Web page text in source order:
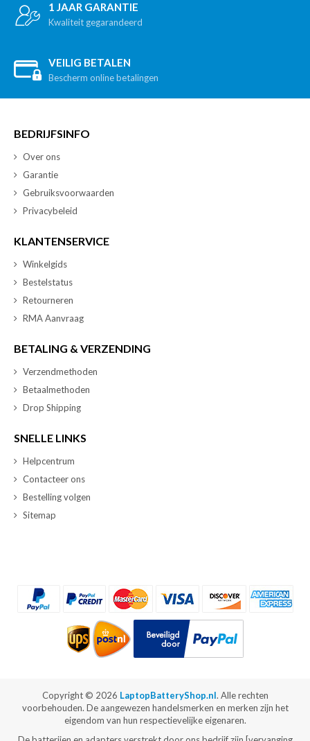
1 JAAR GARANTIE
Kwaliteit gegarandeerd
VEILIG BETALEN
Bescherm online betalingen
BEDRIJFSINFO
Over ons
Garantie
Gebruiksvoorwaarden
Privacybeleid
KLANTENSERVICE
Winkelgids
Bestelstatus
Retourneren
RMA Aanvraag
BETALING & VERZENDING
Verzendmethoden
Betaalmethoden
Drop Shipping
SNELLE LINKS
Helpcentrum
Contacteer ons
Bestelling volgen
Sitemap
Copyright © 2026 LaptopBatteryShop.nl. Alle rechten
voorbehouden. De aangewezen handelsmerken en merken zijn het
eigendom van hun respectievelijke eigenaren.